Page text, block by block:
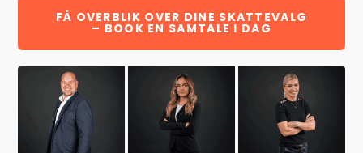
FÅ OVERBLIK OVER DINE SKATTEVALG
– BOOK EN SAMTALE I DAG